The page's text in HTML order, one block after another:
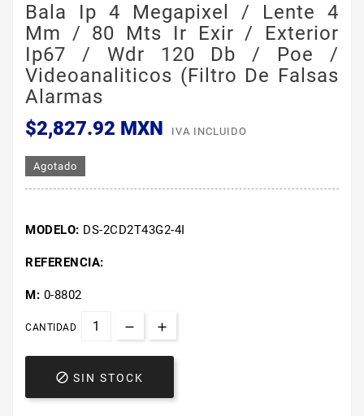
Bala Ip 4 Megapixel / Lente 4
Mm / 80 Mts Ir Exir / Exterior
Ip67 / Wdr 120 Db / Poe /
Videoanaliticos (filtro De Falsas
Alarmas
$2,827.92 MXN
IVA INCLUIDO
Agotado
MODELO: DS-2CD2T43G2-4I
REFERENCIA:
M: 0-8802
CANTIDAD
 SIN STOCK